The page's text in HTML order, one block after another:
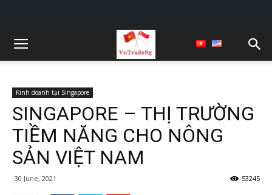
Kinh doanh tại Singapore
SINGAPORE – THỊ TRƯỜNG
TIỀM NĂNG CHO NÔNG
SẢN VIỆT NAM
30 June, 2021 53245